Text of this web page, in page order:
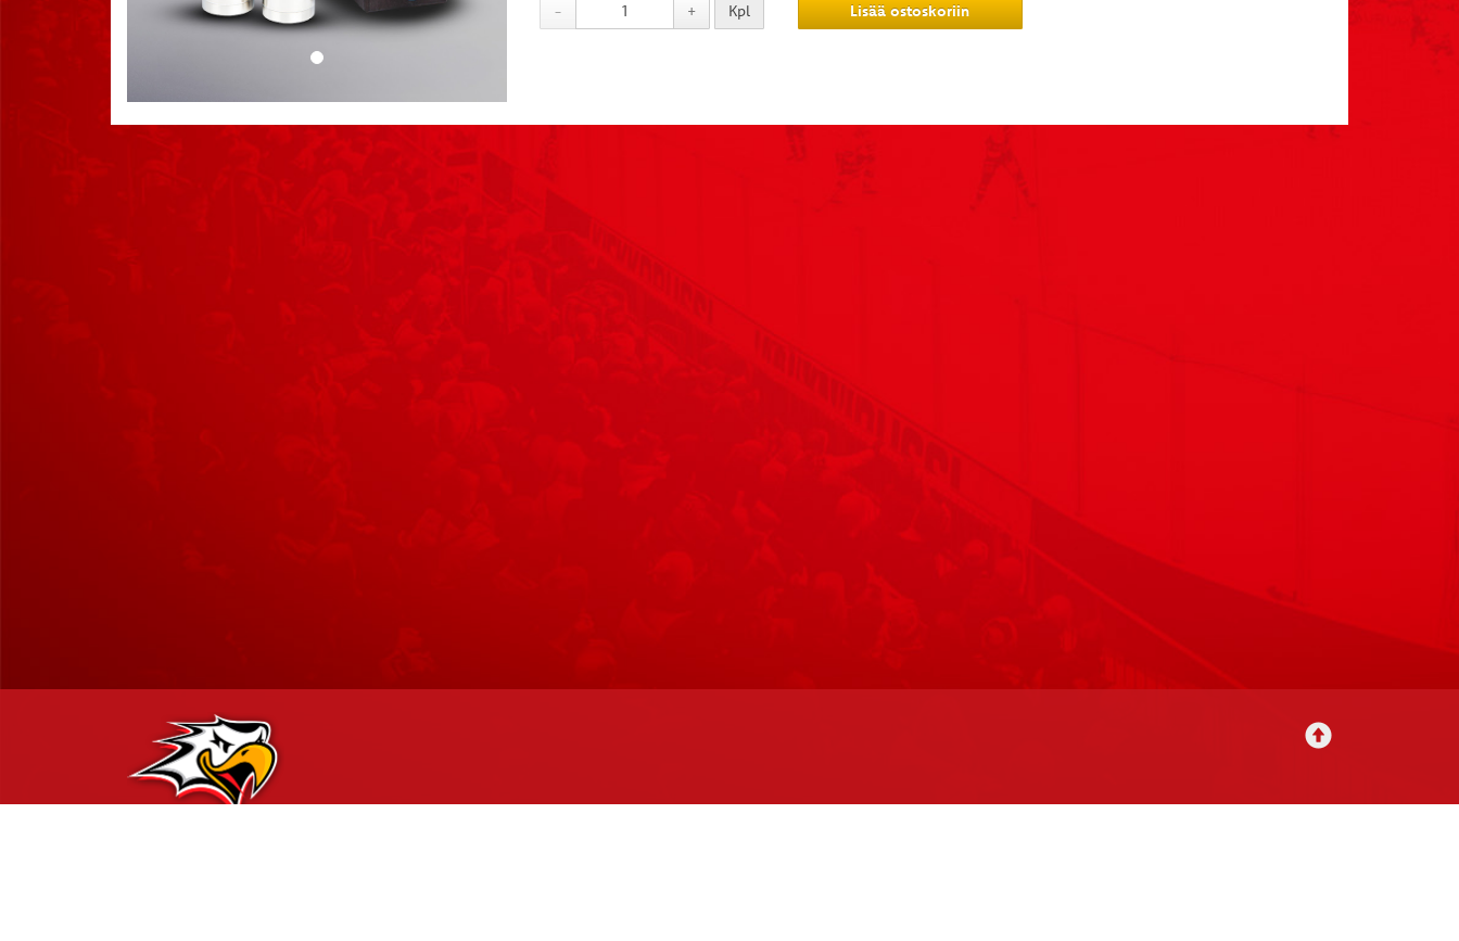
- + Kpl Lisää ostoskoriin